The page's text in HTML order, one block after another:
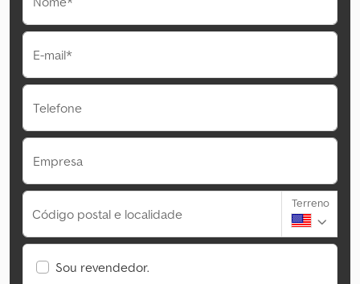
E-mail*
Telefone
Empresa
Código postal e localidade
Terreno
Sou revendedor.